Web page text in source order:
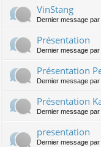
VinStang
Dernier message par
Présentation
Dernier message par
Présentation
Dernier message par
Présentation
Dernier message par
presentation
Dernier message par